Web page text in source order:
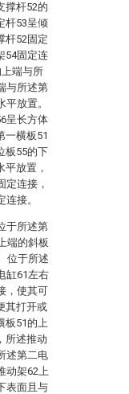
撑杆52的
杆53呈倾
杆52固定
54固定连
端与所
与所述第
放置。
呈长方体
一横板51
板55的下
放置，
定连接，
接。
于所述第
端的斜板
位于所述
缸61左右
，使其可
其打开或
板51的上
所述推动
述第二电
动架62上
表面且与